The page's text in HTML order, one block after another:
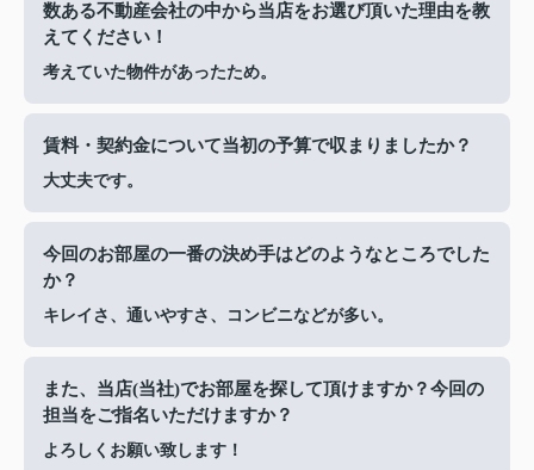
数ある不動産会社の中から当店をお選び頂いた理由を教
えてください！
考えていた物件があったため。
賃料・契約金について当初の予算で収まりましたか？
大丈夫です。
今回のお部屋の一番の決め手はどのようなところでした
か？
キレイさ、通いやすさ、コンビニなどが多い。
また、当店(当社)でお部屋を探して頂けますか？今回の
担当をご指名いただけますか？
よろしくお願い致します！